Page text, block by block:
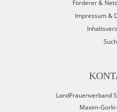
Förderer &
Impressum &
LandFrauenverband
Maxim-